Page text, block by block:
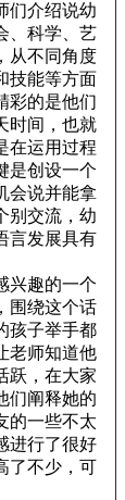
们介绍说幼
、科学、艺
从不同角度
技能等方面
彩的是他们
时间，也就
在运用过程
是创设一个
会说并能拿
别交流，幼
言发展具有
兴趣的一个
围绕这个话
孩子举手都
老师知道他
跃，在大家
们阐释她的
的一些不太
进行了很好
了不少，可